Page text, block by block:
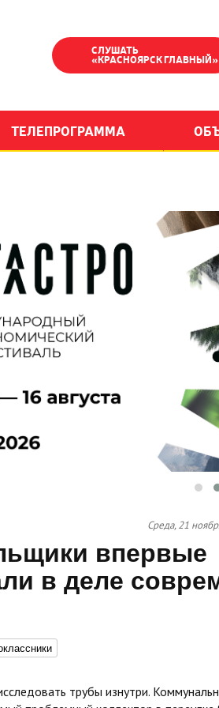
СЛУШАТЬ
«КРАСНОЯРСК ГЛАВНЫЙ»
ТЕЛЕПРОГРАММА
Среда, 21
впервые
в деле
трубы изнутри.